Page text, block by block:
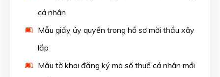
cá nhân
Mẫu giấy ủy quyền trong hồ sơ mời thầu xây
lắp
Mẫu tờ khai đăng ký mã số thuế cá nhân mới